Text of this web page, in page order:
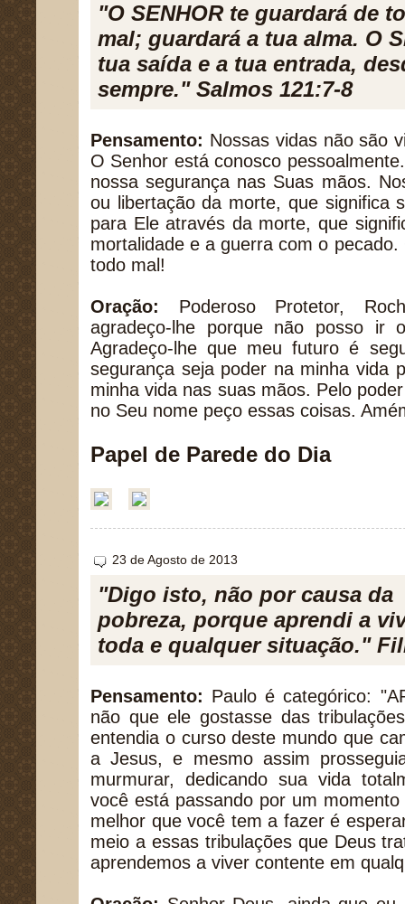
"O SENHOR te guardará de
mal; guardará a tua alma. O
tua saída e a tua entrada,
sempre." Salmos 121:7-8
Pensamento: Nossas vidas não são
O Senhor está conosco
nossa segurança nas Suas mãos.
ou libertação da morte, que significa
para Ele através da morte, que
mortalidade e a guerra com o
todo mal!
Oração: Poderoso Protetor,
agradeço-lhe porque não posso ir
Agradeço-lhe que meu futuro é
segurança seja poder na minha vida
minha vida nas suas mãos. Pelo
no Seu nome peço essas coisas.
Papel de Parede do Dia
23 de Agosto de 2013
"Digo isto, não por causa da
pobreza, porque aprendi a
toda e qualquer situação."
Pensamento: Paulo é categórico:
não que ele gostasse das
entendia o curso deste mundo que
a Jesus, e mesmo assim
murmurar, dedicando sua vida
você está passando por um
melhor que você tem a fazer é
meio a essas tribulações que Deus
aprendemos a viver contente em